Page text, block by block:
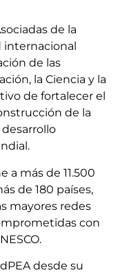
de la
internacional
de las
la Ciencia y la
de fortalecer el
de la
a más de 11.500
de 180 países,
mayores redes
con
desde su